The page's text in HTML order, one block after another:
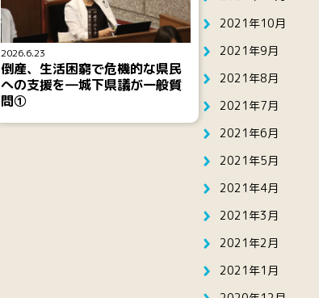
2026.6.23
倒産、生活困窮で危機的な県民
への支援を―城下県議が一般質
問①
2021年10月
2021年9月
2021年8月
2021年7月
2021年6月
2021年5月
2021年4月
2021年3月
2021年2月
2021年1月